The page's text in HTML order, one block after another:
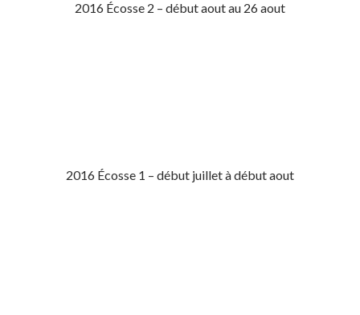
2016 Écosse 2 – début aout au 26 aout
2016 Écosse 1 – début juillet à début aout